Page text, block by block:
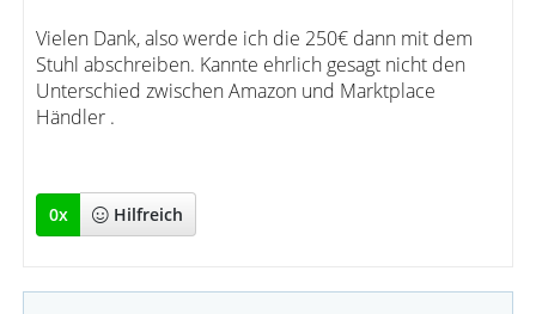
Vielen Dank, also werde ich die 250€ dann mit dem
Stuhl abschreiben. Kannte ehrlich gesagt nicht den
Unterschied zwischen Amazon und Marktplace
Händler .
0x Hilfreich